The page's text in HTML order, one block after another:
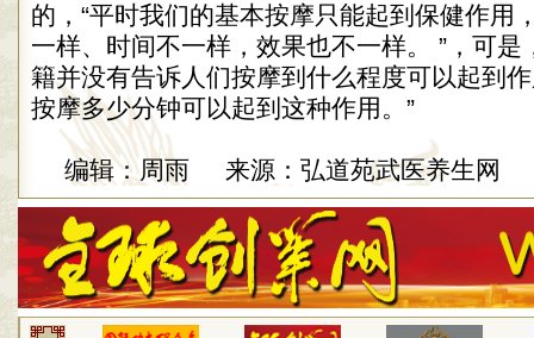
的，“平时我们的基本按摩只能起到保健作用
一样、时间不一样，效果也不一样。 ”，可是
籍并没有告诉人们按摩到什么程度可以起到
按摩多少分钟可以起到这种作用。”
编辑：周雨 来源：弘道苑武医养生网